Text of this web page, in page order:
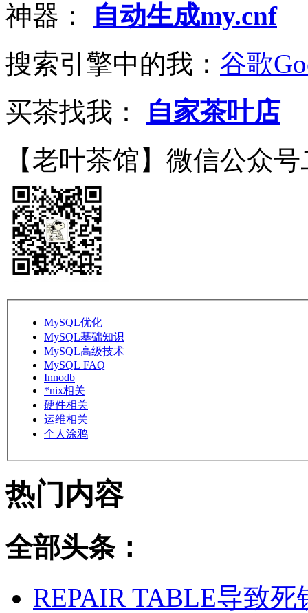
神器：
自动生成my.cnf
搜索引擎中的我： 谷歌
买茶找我：
自家茶叶店
【老叶茶馆】微信公众
MySQL优化
MySQL基础知识
MySQL高级技术
MySQL FAQ
Innodb
*nix相关
硬件相关
运维相关
个人涂鸦
热门内容
全部头条：
REPAIR TABLE导致死